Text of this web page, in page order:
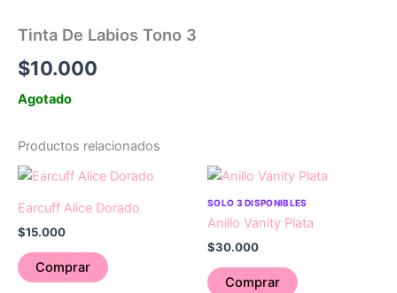
Tinta De Labios Tono 3
$10.000
Agotado
Productos relacionados
Earcuff Alice Dorado
$15.000
Comprar
SOLO 3 DISPONIBLES
Anillo Vanity Plata
$30.000
Comprar